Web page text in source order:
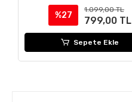
%27
1.099,00 TL
799,00 TL
Sepete Ekle